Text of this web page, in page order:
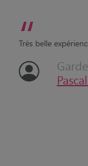
“
Très belle